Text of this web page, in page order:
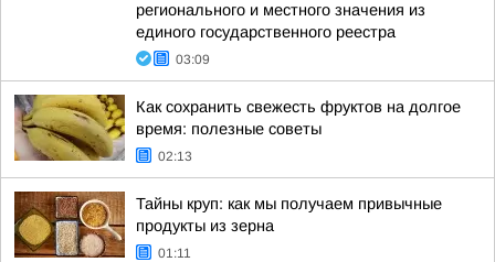
регионального и местного значения из
единого государственного реестра
03:09
Как сохранить свежесть фруктов на долгое
время: полезные советы
02:13
Тайны круп: как мы получаем привычные
продукты из зерна
01:11